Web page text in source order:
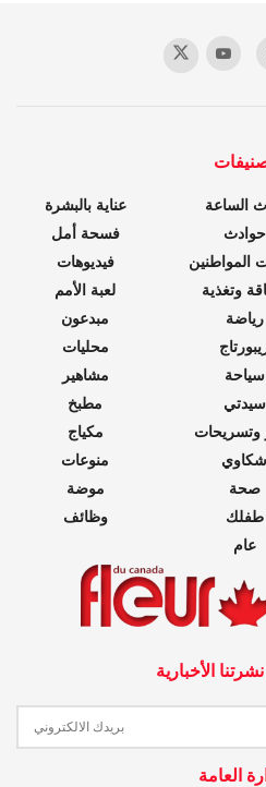
الساعة
حوادث
المواطنين
وتغذية
رياضة
سياحة
سيدتي
شكاوي
صحة
طفلك
عام
عناية بالبشرة
فسحة أمل
فيديوهات
لعبة الأمم
مبدعون
محليات
مشاهير
مطبخ
مكياج
منوعات
موضة
وظائف
الأخبارية
العامة